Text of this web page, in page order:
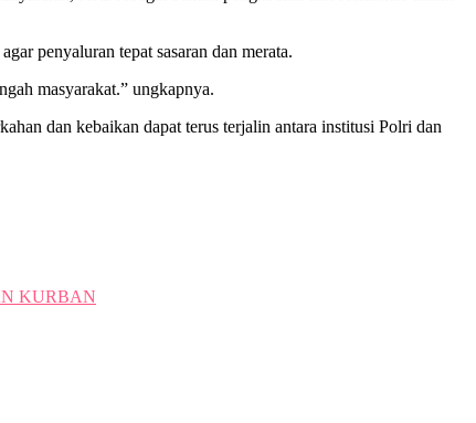
penyaluran tepat sasaran dan merata.
masyarakat.” ungkapnya.
dan kebaikan dapat terus terjalin antara institusi Polri dan
KURBAN